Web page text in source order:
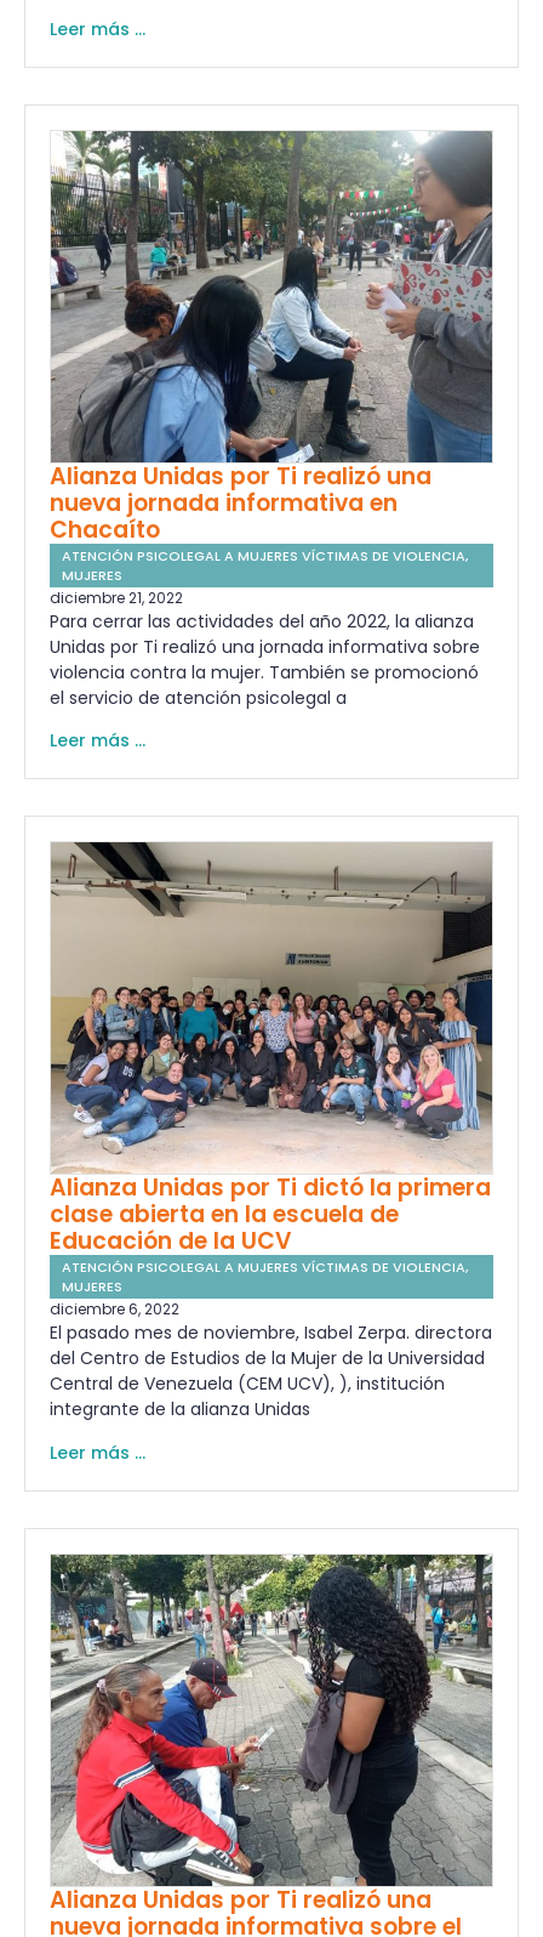
Leer más ...
Alianza Unidas por Ti realizó una
nueva jornada informativa en
Chacaíto
ATENCIÓN PSICOLEGAL A MUJERES VÍCTIMAS DE VIOLENCIA,
MUJERES
diciembre 21, 2022
Para cerrar las actividades del año 2022, la alianza
Unidas por Ti realizó una jornada informativa sobre
violencia contra la mujer. También se promocionó
el servicio de atención psicolegal a
Leer más ...
Alianza Unidas por Ti dictó la primera
clase abierta en la escuela de
Educación de la UCV
ATENCIÓN PSICOLEGAL A MUJERES VÍCTIMAS DE VIOLENCIA,
MUJERES
diciembre 6, 2022
El pasado mes de noviembre, Isabel Zerpa. directora
del Centro de Estudios de la Mujer de la Universidad
Central de Venezuela (CEM UCV), ), institución
integrante de la alianza Unidas
Leer más ...
Alianza Unidas por Ti realizó una
nueva jornada informativa sobre el